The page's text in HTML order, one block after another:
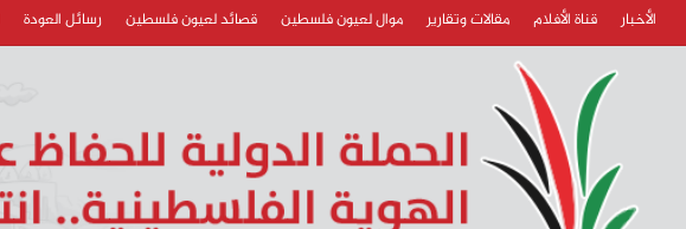
الأخبار قناة الأفلام مقالات وتقارير موال لعيون فلسطين قصائد لعيون فلسطين رسائل العودة